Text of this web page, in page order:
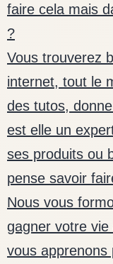
faire cela mais
?
Vous trouverez
internet, tout le
des tutos,
est elle un
ses produits ou
pense savoir
Nous vous
gagner votre
vous apprenons